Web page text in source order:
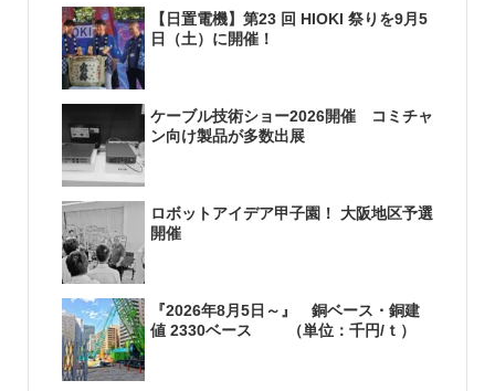
【日置電機】第23 回 HIOKI 祭りを9月5
日（土）に開催！
ケーブル技術ショー2026開催 コミチャ
ン向け製品が多数出展
ロボットアイデア甲子園！ 大阪地区予選
開催
『2026年8月5日～』 銅ベース・銅建
値 2330ベース （単位：千円/ｔ）